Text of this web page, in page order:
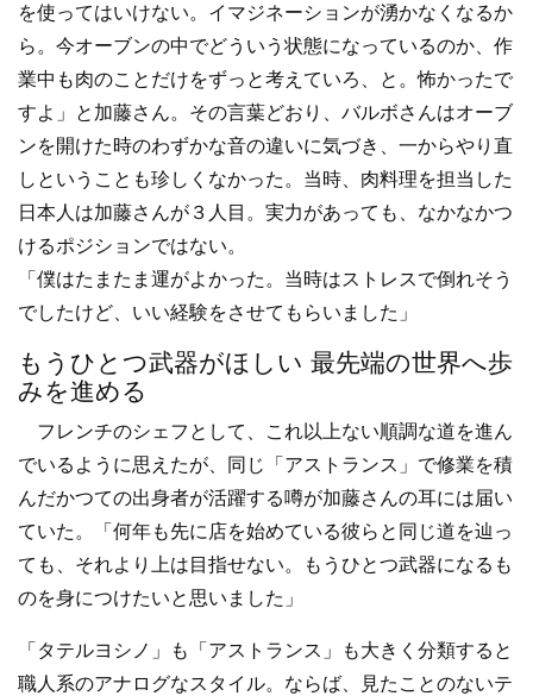
を使ってはいけない。イマジネーションが湧かなくなるか
ら。今オーブンの中でどういう状態になっているのか、作
業中も肉のことだけをずっと考えていろ、と。怖かったで
すよ」と加藤さん。その言葉どおり、バルボさんはオーブ
ンを開けた時のわずかな音の違いに気づき、一からやり直
しということも珍しくなかった。当時、肉料理を担当した
日本人は加藤さんが３人目。実力があっても、なかなかつ
けるポジションではない。
「僕はたまたま運がよかった。当時はストレスで倒れそう
でしたけど、いい経験をさせてもらいました」
もうひとつ武器がほしい 最先端の世界へ歩
みを進める
フレンチのシェフとして、これ以上ない順調な道を進ん
でいるように思えたが、同じ「アストランス」で修業を積
んだかつての出身者が活躍する噂が加藤さんの耳には届い
ていた。「何年も先に店を始めている彼らと同じ道を辿っ
ても、それより上は目指せない。もうひとつ武器になるも
のを身につけたいと思いました」
「タテルヨシノ」も「アストランス」も大きく分類すると
職人系のアナログなスタイル。ならば、見たことのないテ